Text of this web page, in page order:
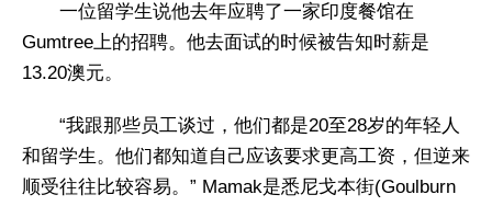
一位留学生说他去年应聘了一家印度餐馆在
Gumtree上的招聘。他去面试的时候被告知时薪是
13.20澳元。
“我跟那些员工谈过，他们都是20至28岁的年轻人
和留学生。他们都知道自己应该要求更高工资，但逆来
顺受往往比较容易。” Mamak是悉尼戈本街(Goulburn